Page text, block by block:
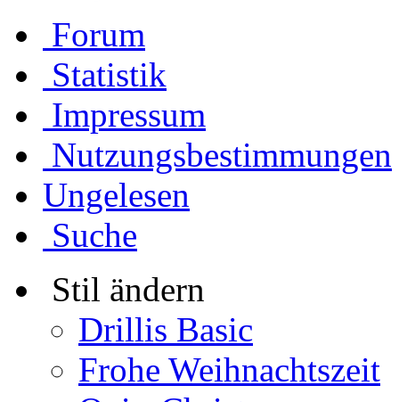
Forum
Statistik
Impressum
Nutzungsbestimmungen
Ungelesen
Suche
Stil ändern
Drillis Basic
Frohe Weihnachtszeit